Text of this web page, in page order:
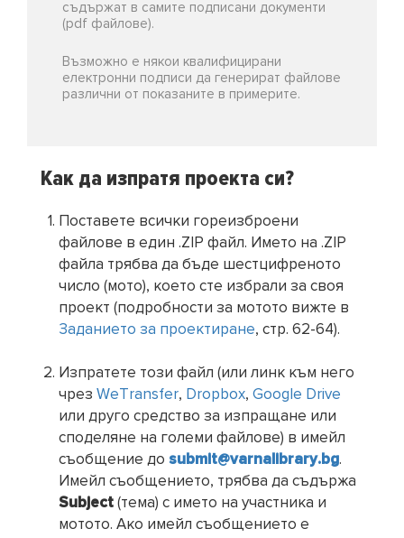
съдържат в самите подписани документи
(pdf файлове).
Възможно е някои квалифицирани
електронни подписи да генерират файлове
различни от показаните в примерите.
Как да изпратя проекта си?
Поставете всички гореизброени
файлове в един .ZIP файл. Името на .ZIP
файла трябва да бъде шестцифреното
число (мото), което сте избрали за своя
проект (подробности за мотото вижте в
Заданието за проектиране, стр. 62-64).
Изпратете този файл (или линк към него
чрез WeTransfer, Dropbox, Google Drive
или друго средство за изпращане или
споделяне на големи файлове) в имейл
съобщение до submit@varnalibrary.bg.
Имейл съобщението, трябва да съдържа
Subject(тема) с името на участника и
мотото. Ако имейл съобщението е